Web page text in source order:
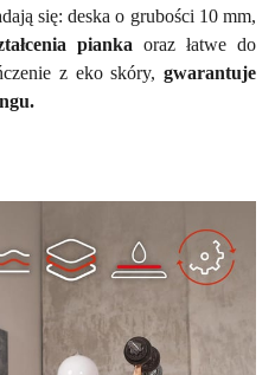
się: deska o grubości 10 mm,
pianka oraz łatwe do
z eko skóry, gwarantuje